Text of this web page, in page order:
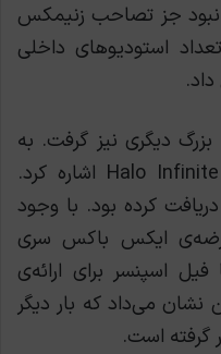
جز تصاحب زنیمکس
استودیوهای داخلی
دیگری نیز گرفت. به
عنوان مثال می‌شود به تأخیر Halo Infinite اشاره کرد.
کرده بود. با وجود
عرضه‌ی ایکس ‌باکس سری
اسپنسر برای ارائه‌ی
نشان می‌داد که بار دیگر
گرفته است.